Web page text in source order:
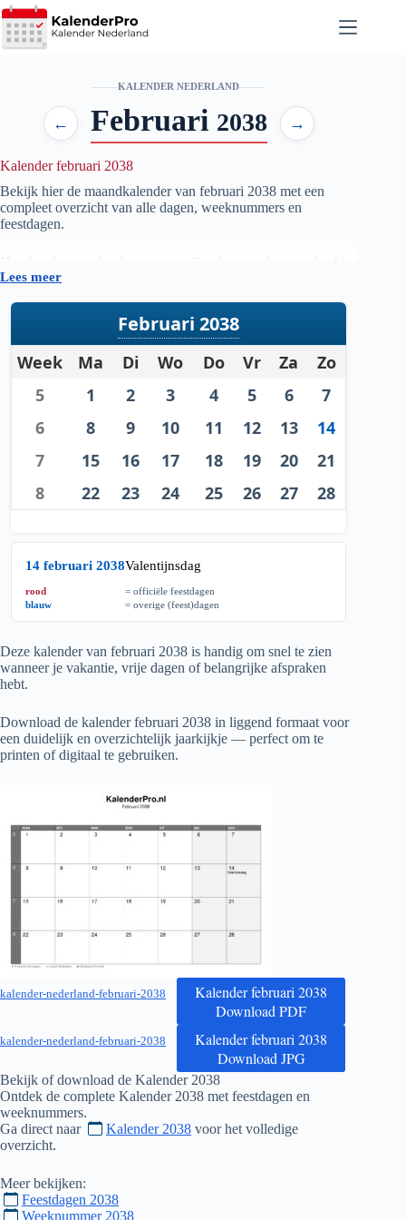
Ga
naar
de
KALENDER NEDERLAND
← Februari 2038 →
Kalender februari 2038
Bekijk hier de maandkalender van februari 2038 met een
compleet overzicht van alle dagen, weeknummers en
feestdagen.
Handig als je snel wilt zien op welke dag een datum valt of je
je planning voor de maand februari
Lees meer
Februari 2038
Week Ma Di Wo Do Vr Za
Zo
5
1 2 3 4 5 6
7
6
8 9 10 11 12 13
14
7
15 16 17 18 19 20
21
8
22 23 24 25 26 27 28
14 februari 2038Valentijnsdag
rood
= officiële feestdagen
blauw
= overige (feest)dagen
Deze kalender van februari 2038 is handig om snel te zien
wanneer je vakantie, vrije dagen of belangrijke afspraken
hebt.
Download de kalender februari 2038 in liggend formaat voor
een duidelijk en overzichtelijk jaarkijkje — perfect om te
printen of digitaal te gebruiken.
kalender-nederland-februari-2038
Kalender februari 2038
Download PDF
kalender-nederland-februari-2038
Kalender februari 2038
Download JPG
Bekijk of download de Kalender 2038
Ontdek de complete Kalender 2038 met feestdagen en
weeknummers.
Ga direct naar
Kalender 2038 voor het volledige
overzicht.
Meer bekijken:
Feestdagen 2038
Weeknummer 2038